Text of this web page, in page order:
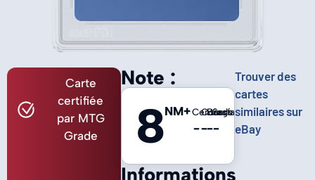
Carte
certifiée
par MTG
Grade
Informations
Note :
8NM+Centrage
-
Coins
-
Bords
-
Surface
-
Trouver des
cartes
similaires sur
eBay